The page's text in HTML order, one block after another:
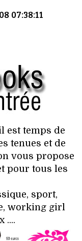
07:38:11
est temps de
tenues et de
vous propose
pour tous les
sport,
working girl
....